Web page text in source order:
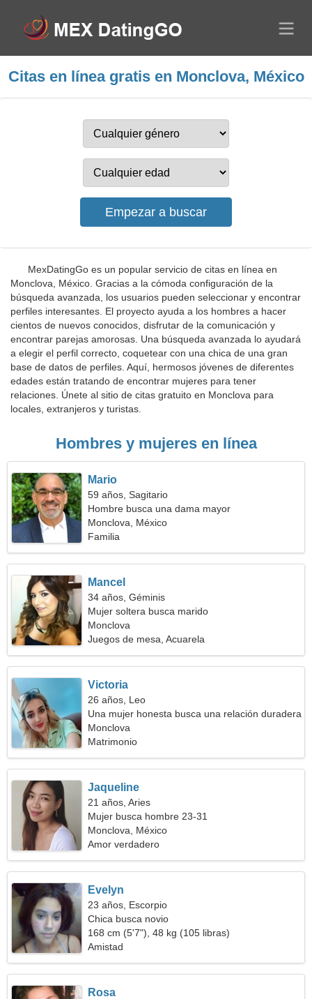
Citas en línea gratis en Monclova, México
MexDatingGo es un popular servicio de citas en línea en
Monclova, México. Gracias a la cómoda configuración de la
búsqueda avanzada, los usuarios pueden seleccionar y encontrar
perfiles interesantes. El proyecto ayuda a los hombres a hacer
cientos de nuevos conocidos, disfrutar de la comunicación y
encontrar parejas amorosas. Una búsqueda avanzada lo ayudará
a elegir el perfil correcto, coquetear con una chica de una gran
base de datos de perfiles. Aquí, hermosos jóvenes de diferentes
edades están tratando de encontrar mujeres para tener
relaciones. Únete al sitio de citas gratuito en Monclova para
locales, extranjeros y turistas.
Hombres y mujeres en línea
Mario
59 años, Sagitario
Hombre busca una dama mayor
Monclova, México
Familia
Mancel
34 años, Géminis
Mujer soltera busca marido
Monclova
Juegos de mesa, Acuarela
Victoria
26 años, Leo
Una mujer honesta busca una relación duradera
Monclova
Matrimonio
Jaqueline
21 años, Aries
Mujer busca hombre 23-31
Monclova, México
Amor verdadero
Evelyn
23 años, Escorpio
Chica busca novio
168 cm (5'7"), 48 kg (105 libras)
Amistad
Rosa